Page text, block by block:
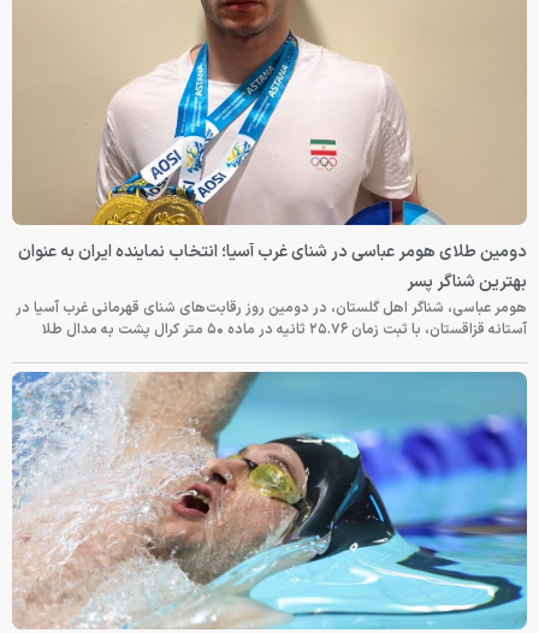
دومین طلای هومر عباسی در شنای غرب آسیا؛ انتخاب نماینده ایران به عنوان
بهترین شناگر پسر
هومر عباسی، شناگر اهل گلستان، در دومین روز رقابت‌های شنای قهرمانی غرب آسیا در
آستانه قزاقستان، با ثبت زمان ۲۵.۷۶ ثانیه در ماده ۵۰ متر کرال پشت به مدال طلا